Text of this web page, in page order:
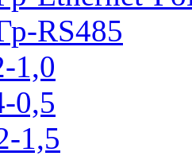
RS485
1,0
0,5
1,5